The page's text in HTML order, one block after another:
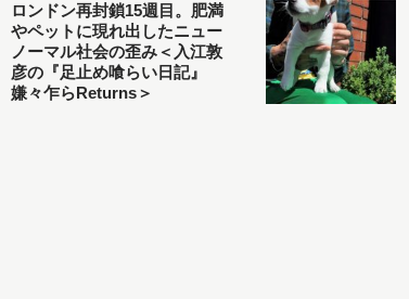
ロンドン再封鎖15週目。肥満
やペットに現れ出したニュー
ノーマル社会の歪み＜入江敦
彦の『足止め喰らい日記』
嫌々乍らReturns＞